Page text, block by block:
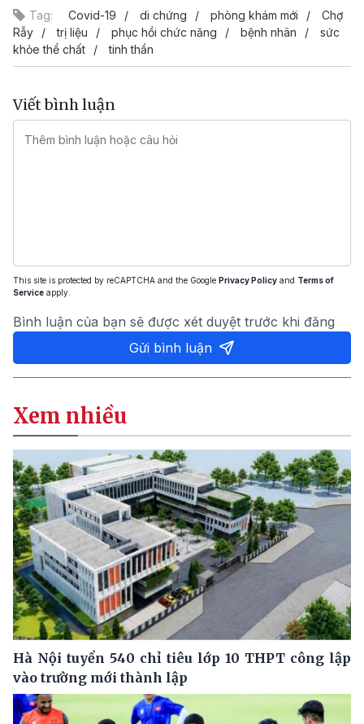
Tag: Covid-19 di chứng phòng khám mới
Chợ
Rẫy
trị liệu phục hồi chức năng bệnh nhân
sức
khỏe thể chất
tinh thần
Viết bình luận
This site is protected by reCAPTCHA and the Google Privacy Policy and Terms of
Service apply.
Bình luận của bạn sẽ được xét duyệt trước khi đăng
Gửi bình luận
Xem nhiều
Hà Nội tuyển 540 chỉ tiêu lớp 10 THPT công lập
vào trường mới thành lập